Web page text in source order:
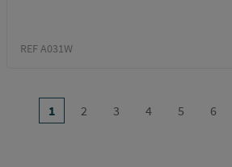
REF A031W
Page
1 Page
2 Page
3 Page
4 Page
5 Page
6